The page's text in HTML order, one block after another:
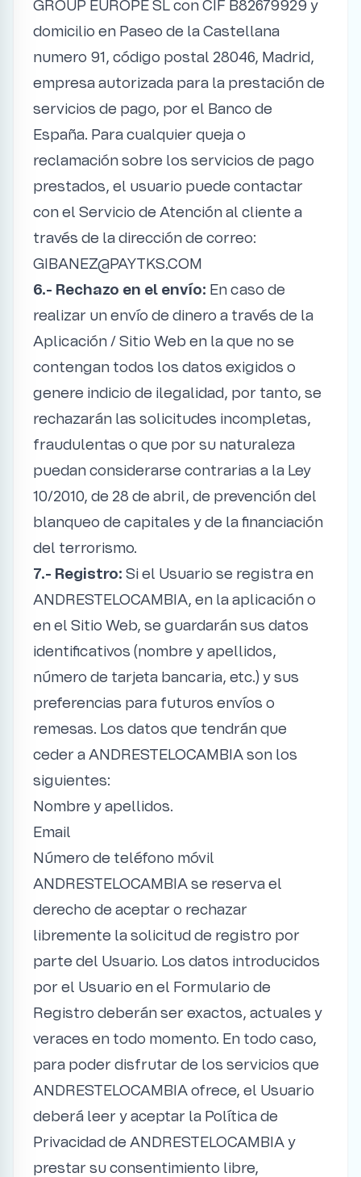
GROUP EUROPE SL con CIF B82679929 y
domicilio en Paseo de la Castellana
numero 91, código postal 28046, Madrid,
empresa autorizada para la prestación de
servicios de pago, por el Banco de
España. Para cualquier queja o
reclamación sobre los servicios de pago
prestados, el usuario puede contactar
con el Servicio de Atención al cliente a
través de la dirección de correo:
GIBANEZ@PAYTKS.COM
6.- Rechazo en el envío: En caso de
realizar un envío de dinero a través de la
Aplicación / Sitio Web en la que no se
contengan todos los datos exigidos o
genere indicio de ilegalidad, por tanto, se
rechazarán las solicitudes incompletas,
fraudulentas o que por su naturaleza
puedan considerarse contrarias a la Ley
10/2010, de 28 de abril, de prevención del
blanqueo de capitales y de la financiación
del terrorismo.
7.- Registro: Si el Usuario se registra en
ANDRESTELOCAMBIA, en la aplicación o
en el Sitio Web, se guardarán sus datos
identificativos (nombre y apellidos,
número de tarjeta bancaria, etc.) y sus
preferencias para futuros envíos o
remesas. Los datos que tendrán que
ceder a ANDRESTELOCAMBIA son los
siguientes:
Nombre y apellidos.
Email
Número de teléfono móvil
ANDRESTELOCAMBIA se reserva el
derecho de aceptar o rechazar
libremente la solicitud de registro por
parte del Usuario. Los datos introducidos
por el Usuario en el Formulario de
Registro deberán ser exactos, actuales y
veraces en todo momento. En todo caso,
para poder disfrutar de los servicios que
ANDRESTELOCAMBIA ofrece, el Usuario
deberá leer y aceptar la Política de
Privacidad de ANDRESTELOCAMBIA y
prestar su consentimiento libre,